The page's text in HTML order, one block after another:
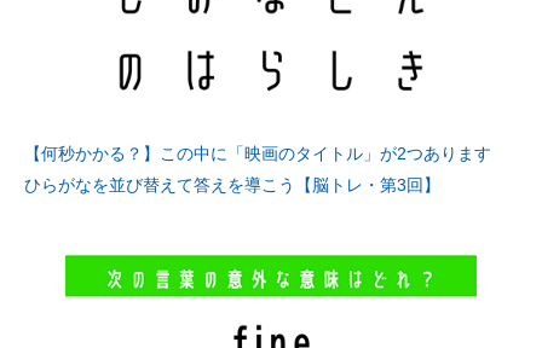
【何秒かかる？】この中に「映画のタイトル」が2つあります
ひらがなを並び替えて答えを導こう【脳トレ・第3回】